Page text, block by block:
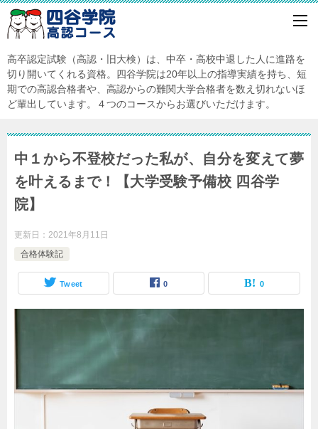
高卒認定試験（高認・旧大検）は、中卒・高校中退した人に進路を
切り開いてくれる資格。四谷学院は20年以上の指導実績を持ち、短
期での高認合格者や、高認からの難関大学合格者を数え切れないほ
ど輩出しています。４つのコースからお選びいただけます。
中１から不登校だった私が、自分を変えて夢
を叶えるまで！【大学受験予備校 四谷学
院】
更新日： 2021年8月11日
合格体験記
Tweet 0 0